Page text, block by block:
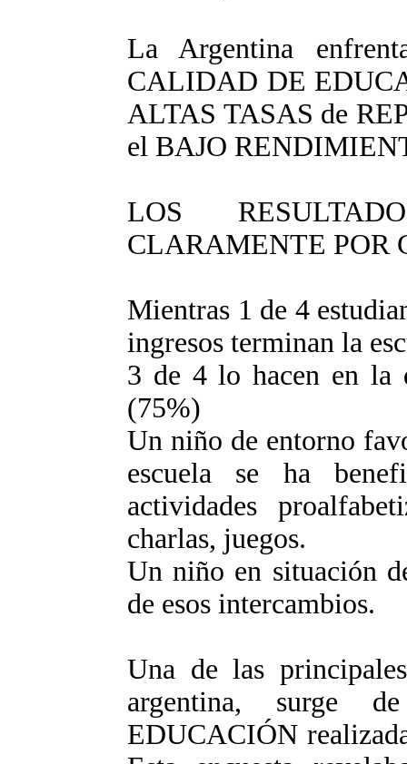
La Argentina
CALIDAD DE
ALTAS TASAS de
el BAJO
LOS
CLARAMENTE POR
Mientras 1 de 4
ingresos terminan la
3 de 4 lo hacen en la
(75%)
Un niño de entorno
escuela se ha
actividades
charlas, juegos.
Un niño en situación
de esos intercambios.
Una de las
argentina, surge
EDUCACIÓN